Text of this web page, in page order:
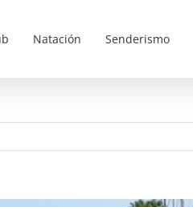
Natación Senderismo